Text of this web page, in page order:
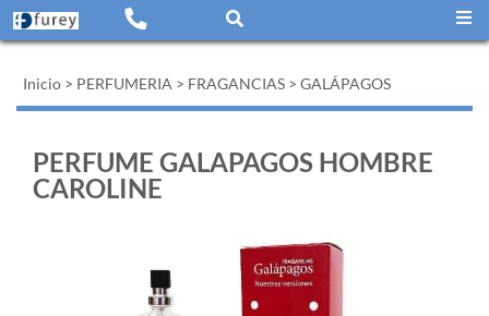
Inicio > PERFUMERIA > FRAGANCIAS > GALÁPAGOS
PERFUME GALAPAGOS HOMBRE
CAROLINE